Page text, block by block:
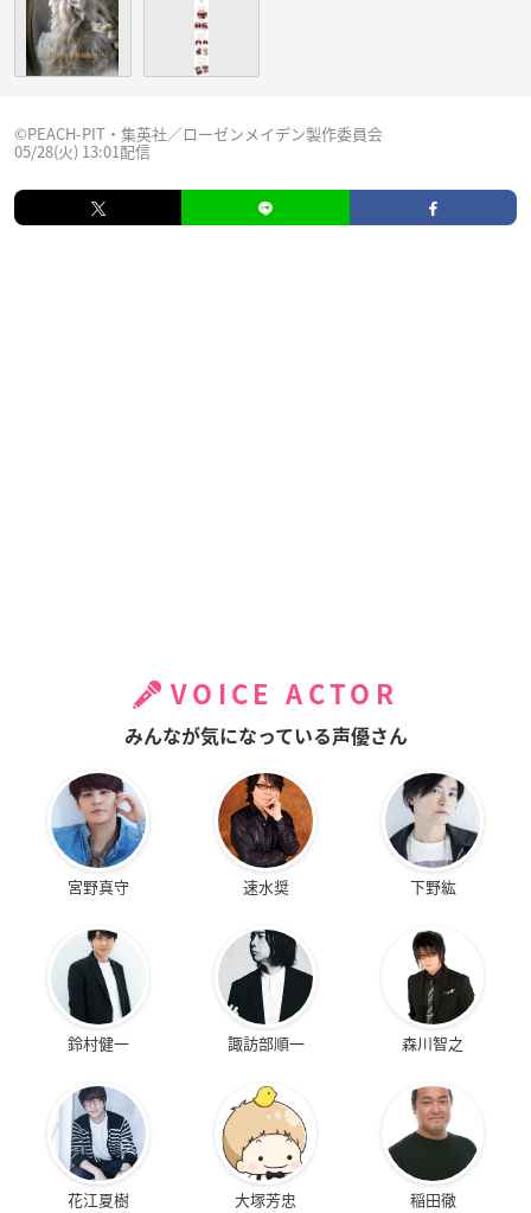
©PEACH-PIT・集英社／ローゼンメイデン製作委員会
05/28(火) 13:01配信
VOICE ACTOR
みんなが気になっている声優さん
宮野真守 速水奨 下野紘
鈴村健一 諏訪部順一 森川智之
花江夏樹 大塚芳忠 稲田徹